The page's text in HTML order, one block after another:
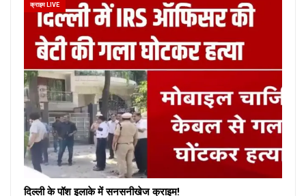
क्राइम LIVE
दिल्ली के पॉश इलाके में सनसनीखेज क्राइम!